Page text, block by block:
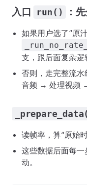
入口 run() ：
如果用户选了“原
支，跟后面复杂逻
否则，走完整流
音频 → 处理视频
读帧率，算“原始
这些数据后面每
动。